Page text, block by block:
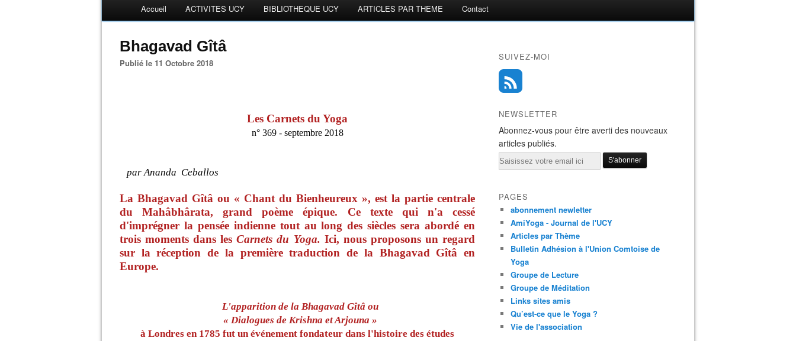
Accueil ACTIVITES UCY BIBLIOTHEQUE UCY ARTICLES PAR THEME Contact
Bhagavad Gîtâ
Publié le 11 Octobre 2018
Les Carnets du Yoga
n° 369 - septembre 2018
par Ananda Ceballos
La Bhagavad Gîtâ ou « Chant du Bienheureux », est la partie centrale
du Mahâbhârata, grand poème épique. Ce texte qui n'a cessé
d'imprégner la pensée indienne tout au long des siècles sera abordé en
trois moments dans lesCarnets du Yoga. Ici, nous proposons un regard
sur la réception de la première traduction de la Bhagavad Gîtâ en
Europe.
L'apparition de la Bhagavad Gîtâ ou
« Dialogues de Krishna et Arjouna »
à Londres en 1785 fut un événement fondateur dans l'histoire des études
SUIVEZ-MOI
NEWSLETTER
Abonnez-vous pour être averti des nouveaux
articles publiés.
Email
PAGES
abonnement newletter
AmiYoga - Journal de l'UCY
Articles par Thème
Bulletin Adhésion à l'Union Comtoise de
Yoga
Groupe de Lecture
Groupe de Méditation
Links sites amis
Qu’est-ce que le Yoga ?
Vie de l'association